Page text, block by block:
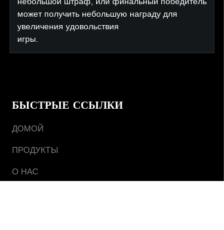
может получить небольшую награду для
увеличения удовольствия
игры.
БЫСТРЫЕ ССЫЛКИ
ДОМОЙ
ПРОДУКТЫ
О НАС